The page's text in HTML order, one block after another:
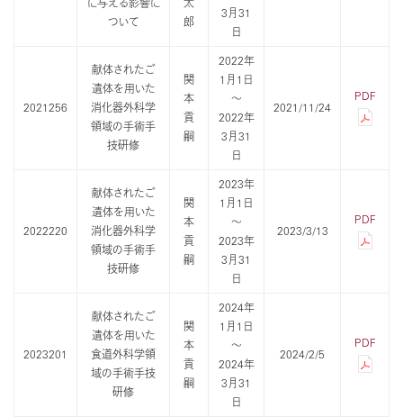
ついて
郎
3月31
日
2021256
献体されたご
遺体を用いた
消化器外科学
領域の手術手
技研修
関
本
貢
嗣
2022年
1月1日
～
2022年
3月31
日
2021/11/24
PDF
2022220
献体されたご
遺体を用いた
消化器外科学
領域の手術手
技研修
関
本
貢
嗣
2023年
1月1日
～
2023年
3月31
日
2023/3/13
PDF
2023201
献体されたご
遺体を用いた
食道外科学領
域の手術手技
研修
関
本
貢
嗣
2024年
1月1日
～
2024年
3月31
日
2024/2/5
PDF